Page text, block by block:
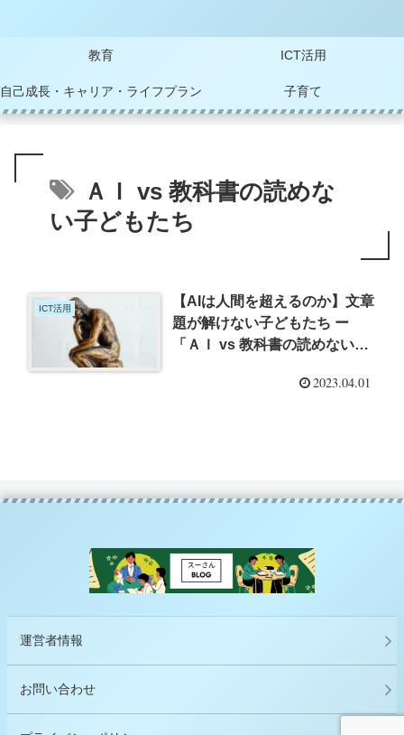
教育 ICT活用
自己成長・キャリア・ライフプラン 子育て
ＡＩ vs 教科書の読めな
い子どもたち
ICT活用
【AIは人間を超えるのか】文章
題が解けない子どもたち ー
「ＡＩ vs 教科書の読めない子
2023.04.01
運営者情報
お問い合わせ